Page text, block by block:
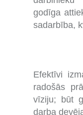
godīga
sadarbība,
Efektīvi
radošās
vīziju; būt
darba